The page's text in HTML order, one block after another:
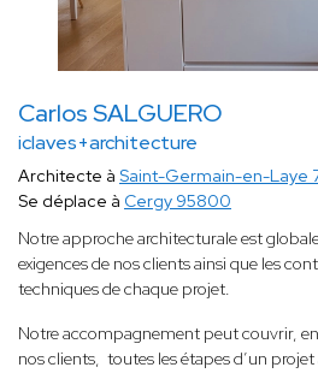
Carlos SALGUERO
iclaves+architecture
Architecte à Saint-Germain-en-Laye
Se déplace à Cergy 95800
Notre approche architecturale est
exigences de nos clients ainsi que les
techniques de chaque projet.
Notre accompagnement peut couvrir,
nos clients, toutes les étapes d’un